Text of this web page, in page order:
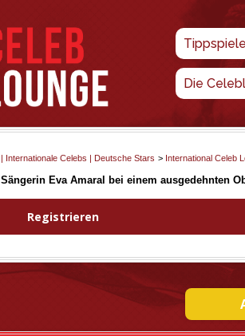
Die
Internationale Celebs | Deutsche Stars > International Celeb
Eva Amaral bei einem ausgedehnten
Registrieren